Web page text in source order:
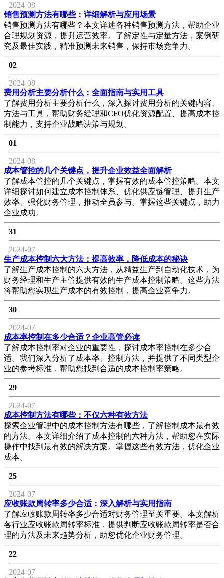
2024-08
销售预测方法有哪些：详细解析与应用场景
销售预测方法有哪些？本文详述各种销售预测方法，帮助企业
合理规划资源，提升运营效率。了解定性与定量方法，案例研
究及最佳实践，精准预测未来销售，保持市场竞争力。
02
2024-08
费用分析主要分析什么：全面指南与实用工具
了解费用分析主要分析什么，深入探讨费用分析的关键内容、
方法与工具，帮助财务经理和CFO优化资源配置、提高成本控
制能力，支持企业战略决策与规划。
01
2024-08
成本管控的几个关键点，提升企业效益全面解析
了解成本管控的几个关键点，掌握有效的成本管控策略。本文
详细探讨如何建立成本控制体系、优化供应链管理、提升生产
效率、强化财务管理，推动全员参与。掌握这些关键点，助力
企业成功。
31
2024-07
生产成本控制六大方法：提高效率，降低成本的秘诀
了解生产成本控制的六大方法，从精益生产到自动化技术，为
财务经理和生产主管提供有效的生产成本控制策略。这些方法
将帮助您实现生产成本的有效控制，提高企业竞争力。
30
2024-07
成本率控制在多少合适？企业高管必读
了解成本控制率对企业的重要性，探讨成本率控制在多少合
适。我们深入分析了成本率、控制方法，并提供了不同类型企
业的参考标准，帮助您找到合适的成本控制率策略。
29
2024-07
成本控制方法有哪些：不仅六种有效方法
探索企业管理中的成本控制方法有哪些，了解控制成本最有效
的方法。本文详细介绍了成本控制的六种方法，帮助您在实际
操作中找到最有效的解决方案。掌握这些有效方法，优化企业
成本。
25
2024-07
应收账款周转率多少合适：深入解析与实用指南
了解应收账款周转率多少合适对财务管理至关重要。本文解析
各行业应收账款周转率标准，提供判断应收账款周转率是否合
理的方法及未来趋势分析，助您优化企业财务管理。
22
2024-07